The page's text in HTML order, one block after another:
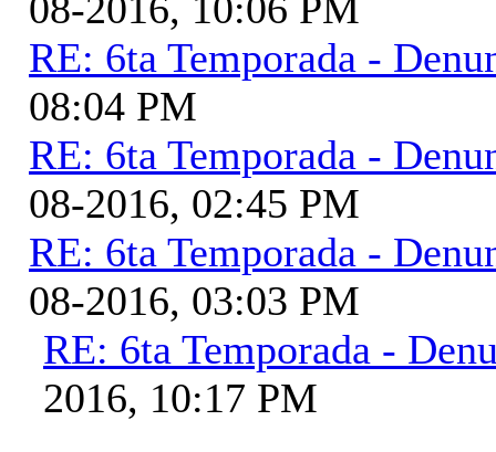
RE: 6ta Temporada -
08:04 PM
RE: 6ta Temporada -
08-2016, 02:45 PM
RE: 6ta Temporada -
08-2016, 03:03 PM
RE: 6ta Temporada -
2016, 10:17 PM